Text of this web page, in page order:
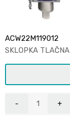
ACW22M119012
SKLOPKA